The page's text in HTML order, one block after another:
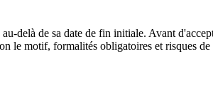
delà de sa date de fin initiale. Avant
le motif, formalités obligatoires et risques